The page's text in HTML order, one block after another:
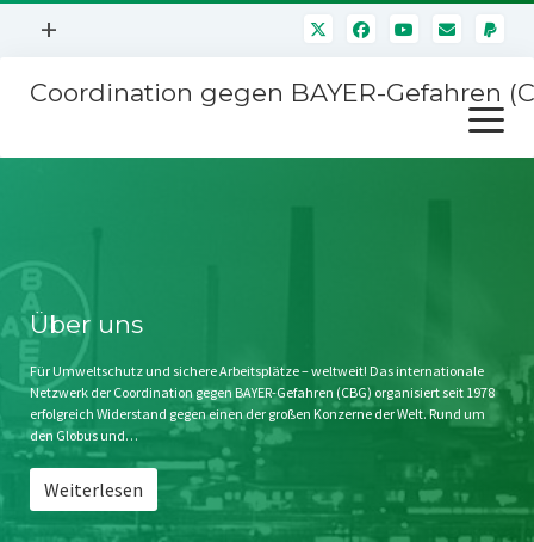
Menü
+
Mitmachen
Kontakt
Impressum
Störfälle
Coordination gegen BAYER-Gefahren
Menü
öffnen
Stichwort BAYER
Jahrestagung
SPENDEN
Über uns
Für Umweltschutz und sichere Arbeitsplätze – weltweit! Das internationale
Netzwerk der Coordination gegen BAYER-Gefahren (CBG) organisiert seit 1978
erfolgreich Widerstand gegen einen der großen Konzerne der Welt. Rund um
den Globus und…
Weiterlesen